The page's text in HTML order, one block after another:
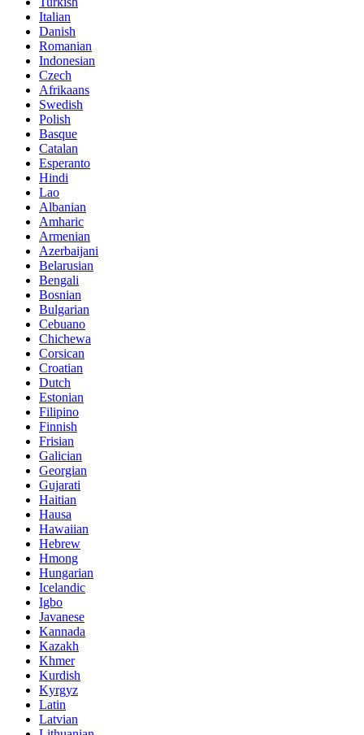
Italian
Danish
Romanian
Indonesian
Czech
Afrikaans
Swedish
Polish
Basque
Catalan
Esperanto
Hindi
Lao
Albanian
Amharic
Armenian
Azerbaijani
Belarusian
Bengali
Bosnian
Bulgarian
Cebuano
Chichewa
Corsican
Croatian
Dutch
Estonian
Filipino
Finnish
Frisian
Galician
Georgian
Gujarati
Haitian
Hausa
Hawaiian
Hebrew
Hmong
Hungarian
Icelandic
Igbo
Javanese
Kannada
Kazakh
Khmer
Kurdish
Kyrgyz
Latin
Latvian